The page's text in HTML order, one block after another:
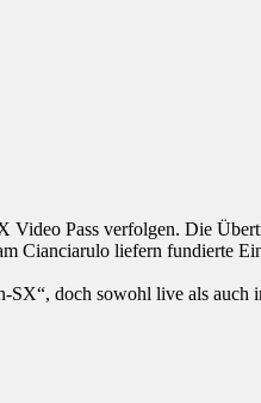
Pass verfolgen. Die
Cianciarulo liefern fundierte
SX“, doch sowohl live als